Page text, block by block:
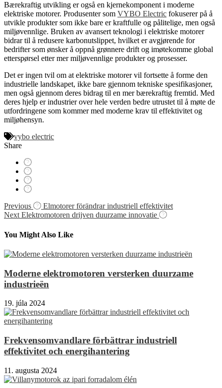
Bærekraftig utvikling er også en kjernekomponent i moderne
elektriske motorer. Produsenter som VYBO Electric fokuserer på å
utvikle produkter som ikke bare er kraftfulle og pålitelige, men også
miljøvennlige. Bruken av avansert teknologi i elektriske motorer
bidrar til å redusere karbonutslippet, hvilket er avgjørende for
bedrifter som ønsker å oppnå grønnere drift og imøtekomme global
etterspørsel etter mer miljøvennlige produkter og prosesser.
Det er ingen tvil om at elektriske motorer vil fortsette å forme den
industrielle landskapet, ikke bare gjennom tekniske spesifikasjoner,
men også gjennom deres bidrag til en mer bærekraftig fremtid. Med
deres hjelp er industrier over hele verden bedre utrustet til å møte de
utfordringene som kommer med moderne krav til effektivitet og
miljøhensyn.
vybo electric
Share
Navigácia
v
článku
Previous
Elmotorer förändrar industriell effektivitet
Next Elektromotoren drijven duurzame innovatie
You Might Also Like
Moderne elektromotoren versterken duurzame
industrieën
19. júla 2024
Frekvensomvandlare förbättrar industriell
effektivitet och energihantering
11. augusta 2024